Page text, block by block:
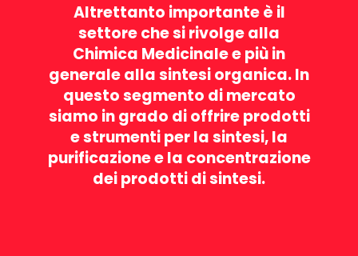
Altrettanto importante è il
settore che si rivolge alla
Chimica Medicinale e più in
generale alla sintesi organica. In
questo segmento di mercato
siamo in grado di offrire prodotti
e strumenti per la sintesi, la
purificazione e la concentrazione
dei prodotti di sintesi.